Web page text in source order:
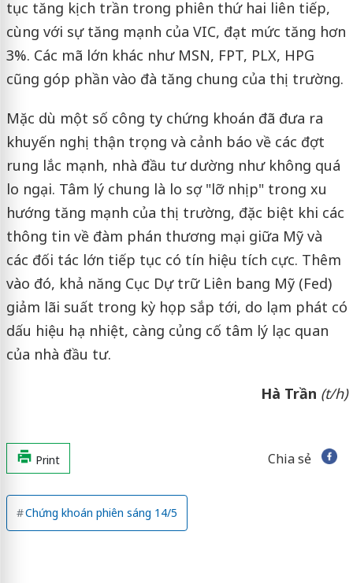
tục tăng kịch trần trong phiên thứ hai liên tiếp,
cùng với sự tăng mạnh của VIC, đạt mức tăng hơn
3%. Các mã lớn khác như MSN, FPT, PLX, HPG
cũng góp phần vào đà tăng chung của thị trường.
Mặc dù một số công ty chứng khoán đã đưa ra
khuyến nghị thận trọng và cảnh báo về các đợt
rung lắc mạnh, nhà đầu tư dường như không quá
lo ngại. Tâm lý chung là lo sợ "lỡ nhịp" trong xu
hướng tăng mạnh của thị trường, đặc biệt khi các
thông tin về đàm phán thương mại giữa Mỹ và
các đối tác lớn tiếp tục có tín hiệu tích cực. Thêm
vào đó, khả năng Cục Dự trữ Liên bang Mỹ (Fed)
giảm lãi suất trong kỳ họp sắp tới, do lạm phát có
dấu hiệu hạ nhiệt, càng củng cố tâm lý lạc quan
của nhà đầu tư.
Hà Trần (t/h)
Print Chia sẻ
Chứng khoán phiên sáng 14/5